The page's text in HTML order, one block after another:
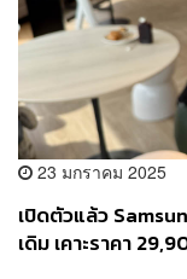
23 มกราคม 2025
เปิดตัวแล้ว
เดิม เคาะราคา